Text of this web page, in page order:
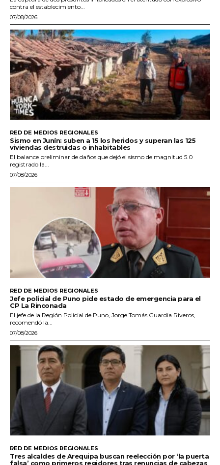
contra el establecimiento...
07/08/2026
RED DE MEDIOS REGIONALES
Sismo en Junín: suben a 15 los heridos y superan las 125
viviendas destruidas o inhabitables
El balance preliminar de daños que dejó el sismo de magnitud 5.0
registrado la...
07/08/2026
RED DE MEDIOS REGIONALES
Jefe policial de Puno pide estado de emergencia para el
CP La Rinconada
El jefe de la Región Policial de Puno, Jorge Tomás Guardia Riveros,
recomendó la...
07/08/2026
RED DE MEDIOS REGIONALES
Tres alcaldes de Arequipa buscan reelección por ‘la puerta
falsa’ como primeros regidores tras renuncias de cabezas